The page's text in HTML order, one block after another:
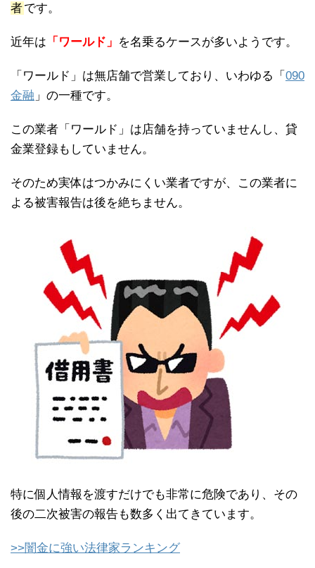
者です。
近年は 「ワールド」 を名乗るケースが多いようです。
「ワールド」は無店舗で営業しており、いわゆる「 090
金融 」の一種です。
この業者「ワールド」は店舗を持っていませんし、貸
金業登録もしていません。
そのため実体はつかみにくい業者ですが、この業者に
よる被害報告は後を絶ちません。
特に個人情報を渡すだけでも非常に危険であり、その
後の二次被害の報告も数多く出てきています。
>>闇金に強い法律家ランキング